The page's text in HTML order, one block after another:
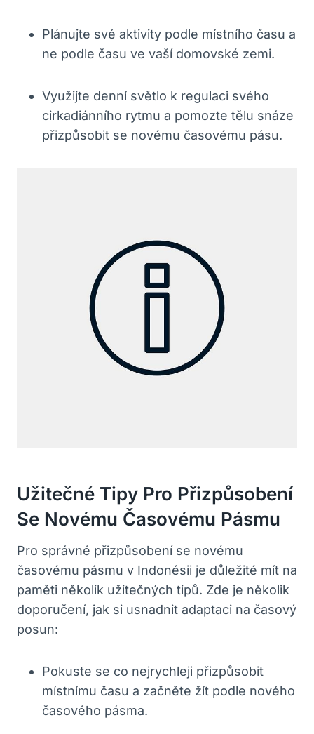
Plánujte své aktivity podle místního času a
ne podle času ve ‍vaší domovské zemi.
Využijte denní světlo k regulaci svého
cirkadiánního rytmu a ⁣pomozte tělu snáze⁣
přizpůsobit se novému časovému⁢ pásu.
Užitečné Tipy Pro Přizpůsobení⁣
Se Novému Časovému Pásmu
Pro správné přizpůsobení se novému
časovému pásmu v‌ Indonésii ‌je důležité mít na
paměti ‌několik ‍užitečných⁤ tipů. Zde je⁣ několik
doporučení, jak ‌si usnadnit adaptaci ⁢na časový
posun:
Pokuste se co nejrychleji přizpůsobit⁤
místnímu času a ‍začněte ‌žít ⁢podle nového
časového pásma.